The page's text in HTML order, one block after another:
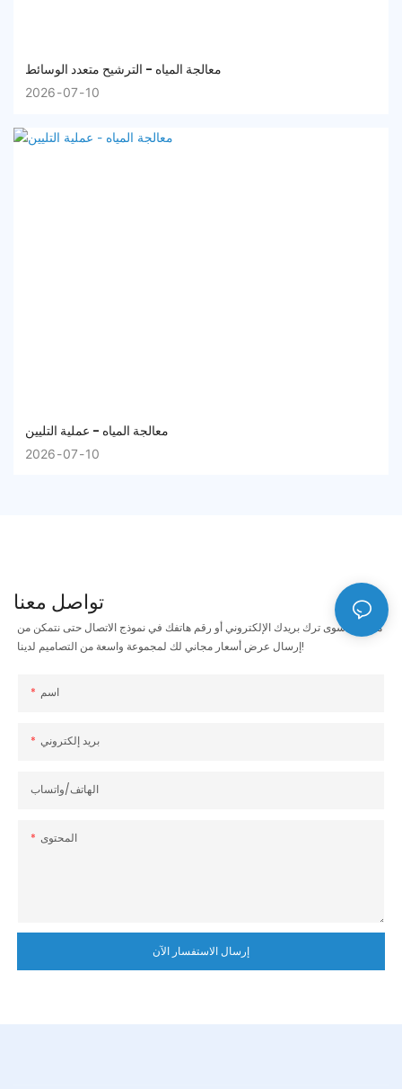
معالجة المياه - الترشيح متعدد الوسائط
2026 07 10
معالجة المياه - عملية التليين
2026 07 10
تواصل معنا
ما عليك سوى ترك بريدك الإلكتروني أو رقم هاتفك في نموذج الاتصال حتى نتمكن من
إرسال عرض أسعار مجاني لك لمجموعة واسعة من التصاميم لدينا!
اسم
بريد إلكتروني
الهاتف/واتساب
المحتوى
إرسال الاستفسار الآن